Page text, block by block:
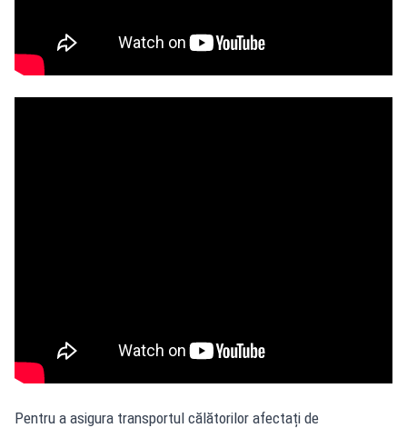
Pentru a asigura transportul călătorilor afectați de